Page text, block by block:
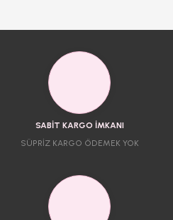
SABİT KARGO İMKANI
SÜPRİZ KARGO ÖDEMEK YOK